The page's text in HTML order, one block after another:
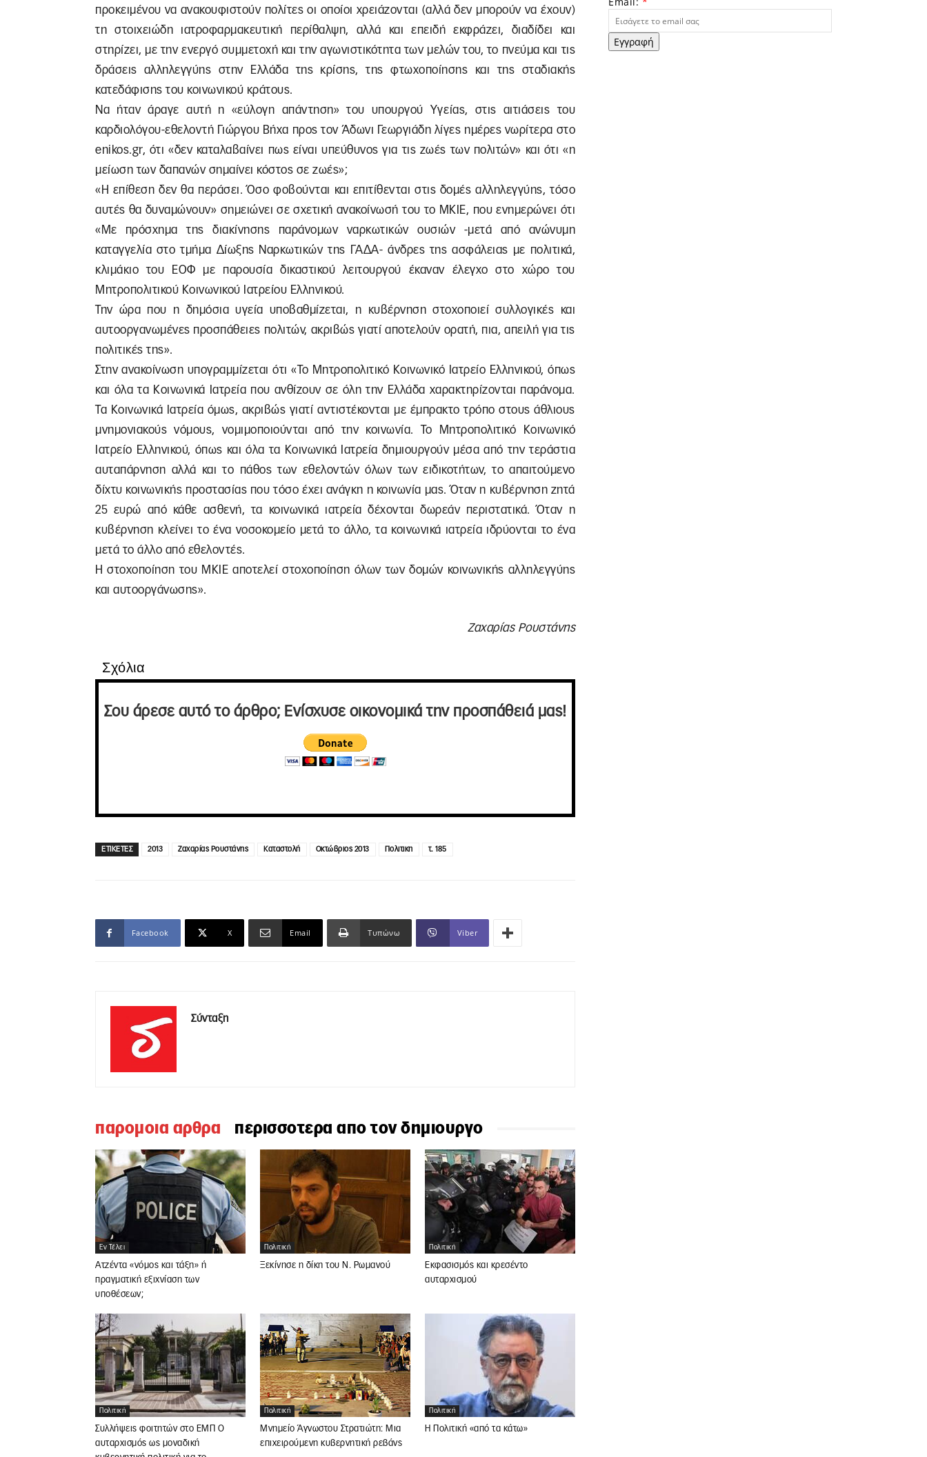
προκειμένου να ανακουφιστούν πολίτες οι οποίοι χρειάζονται (αλλά δεν μπορούν να έχουν)
τη στοιχειώδη ιατροφαρμακευτική περίθαλψη, αλλά και επειδή εκφράζει, διαδίδει και
στηρίζει, με την ενεργό συμμετοχή και την αγωνιστικότητα των μελών του, το πνεύμα και τις
δράσεις αλληλεγγύης στην Ελλάδα της κρίσης, της φτωχοποίησης και της σταδιακής
κατεδάφισης του κοινωνικού κράτους.
Να ήταν άραγε αυτή η «εύλογη απάντηση» του υπουργού Υγείας, στις αιτιάσεις του
καρδιολόγου-εθελοντή Γιώργου Βήχα προς τον Άδωνι Γεωργιάδη λίγες ημέρες νωρίτερα στο
enikos.gr, ότι «δεν καταλαβαίνει πως είναι υπεύθυνος για τις ζωές των πολιτών» και ότι «η
μείωση των δαπανών σημαίνει κόστος σε ζωές»;
«Η επίθεση δεν θα περάσει. Όσο φοβούνται και επιτίθενται στις δομές αλληλεγγύης, τόσο
αυτές θα δυναμώνουν» σημειώνει σε σχετική ανακοίνωσή του το ΜΚΙΕ, που ενημερώνει ότι
«Με πρόσχημα της διακίνησης παράνομων ναρκωτικών ουσιών -μετά από ανώνυμη
καταγγελία στο τμήμα Δίωξης Ναρκωτικών της ΓΑΔΑ- άνδρες της ασφάλειας με πολιτικά,
κλιμάκιο του ΕΟΦ με παρουσία δικαστικού λειτουργού έκαναν έλεγχο στο χώρο του
Μητροπολιτικού Κοινωνικού Ιατρείου Ελληνικού.
Την ώρα που η δημόσια υγεία υποβαθμίζεται, η κυβέρνηση στοχοποιεί συλλογικές και
αυτοοργανωμένες προσπάθειες πολιτών, ακριβώς γιατί αποτελούν ορατή, πια, απειλή για τις
πολιτικές της».
Στην ανακοίνωση υπογραμμίζεται ότι «Το Μητροπολιτικό Κοινωνικό Ιατρείο Ελληνικού, όπως
και όλα τα Κοινωνικά Ιατρεία που ανθίζουν σε όλη την Ελλάδα χαρακτηρίζονται παράνομα.
Τα Κοινωνικά Ιατρεία όμως, ακριβώς γιατί αντιστέκονται με έμπρακτο τρόπο στους άθλιους
μνημονιακούς νόμους, νομιμοποιούνται από την κοινωνία. Το Μητροπολιτικό Κοινωνικό
Ιατρείο Ελληνικού, όπως και όλα τα Κοινωνικά Ιατρεία δημιουργούν μέσα από την τεράστια
αυταπάρνηση αλλά και το πάθος των εθελοντών όλων των ειδικοτήτων, το απαιτούμενο
δίχτυ κοινωνικής προστασίας που τόσο έχει ανάγκη η κοινωνία μας. Όταν η κυβέρνηση ζητά
25 ευρώ από κάθε ασθενή, τα κοινωνικά ιατρεία δέχονται δωρεάν περιστατικά. Όταν η
κυβέρνηση κλείνει το ένα νοσοκομείο μετά το άλλο, τα κοινωνικά ιατρεία ιδρύονται το ένα
μετά το άλλο από εθελοντές.
Η στοχοποίηση του ΜΚΙΕ αποτελεί στοχοποίηση όλων των δομών κοινωνικής αλληλεγγύης
και αυτοοργάνωσης».
Ζαχαρίας Ρουστάνης
Σχόλια
Σου άρεσε αυτό το άρθρο; Ενίσχυσε οικονομικά την προσπάθειά μας!
ΕΤΙΚΕΤΕΣ 2013 Ζαχαρίας Ρουστάνης Καταστολή Οκτώβριος 2013 Πολιτικη τ. 185
Facebook X Email Τυπώνω Viber
Σύνταξη
παρομοια αρθρα περισσοτερα απο τον δημιουργο
Εν Τέλει
Ατζέντα «νόμος και τάξη» ή
πραγματική εξιχνίαση των
υποθέσεων;
Πολιτική
Ξεκίνησε η δίκη του Ν. Ρωμανού
Πολιτική
Εκφασισμός και κρεσέντο
αυταρχισμού
Πολιτική
Συλλήψεις φοιτητών στο ΕΜΠ Ο
αυταρχισμός ως μοναδική
Πολιτική
Μνημείο Άγνωστου Στρατιώτη: Μια
επιχειρούμενη κυβερνητική ρεβάνς
Πολιτική
Η Πολιτική «από τα κάτω»
Εγγραφή